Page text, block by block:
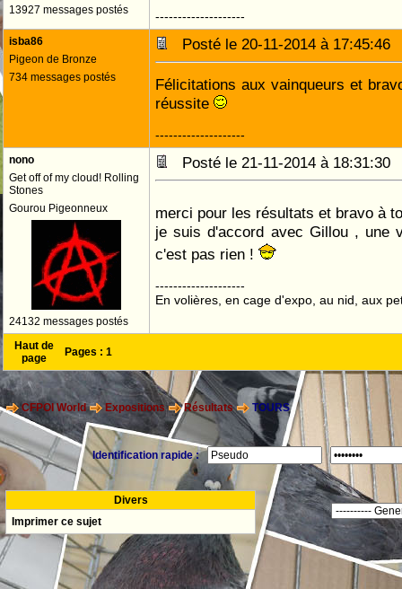
13927 messages postés --------------------
isba86
Pigeon de Bronze
734 messages postés
Posté le 20-11-2014 à
Félicitations aux vainqueurs et
réussite
--------------------
nono
Get off of my cloud! Rolling
Stones
Gourou Pigeonneux
24132 messages postés
Posté le 21-11-2014 à
merci pour les résultats et bravo à
je suis d'accord avec Gillou , une
c'est pas rien !
--------------------
En volières, en cage d'expo, au nid, aux
Haut de
page
Pages : 1
CFPOI World Expositions Résultats TOURS
Identification rapide :
Divers
Imprimer ce sujet